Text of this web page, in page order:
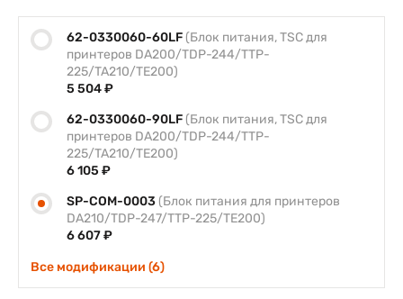
62-0330060-60LF (Блок питания, TSC для
принтеров DA200/TDP-244/TTP-
225/TA210/TE200)
5 504 ₽
62-0330060-90LF (Блок питания, TSC для
принтеров DA200/TDP-244/TTP-
225/TA210/TE200)
6 105 ₽
SP-COM-0003 (Блок питания для принтеров
DA210/TDP-247/TTP-225/TE200)
6 607 ₽
Все модификации (6)